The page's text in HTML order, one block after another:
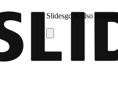
Slidesgo is also